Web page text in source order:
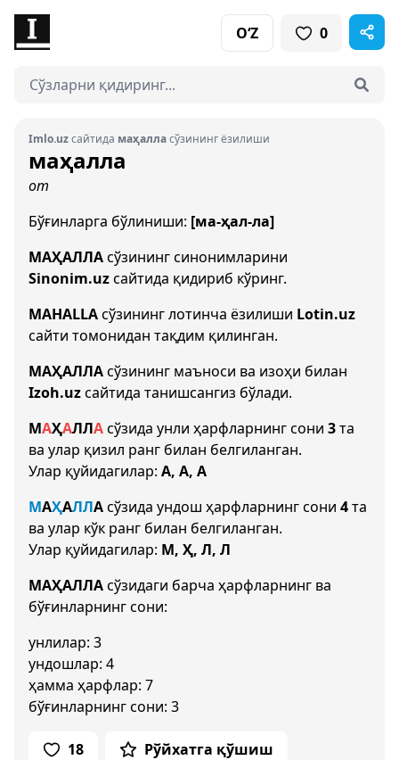
O‘Z 0
Imlo.uzсайтида маҳалласўзининг ёзилиши
маҳалла
от
Бўғинларга бўлиниши: [ма-ҳал-ла]
МАҲАЛЛАсўзининг синонимларини
Sinonim.uzсайтида қидириб кўринг.
MAHALLAсўзининг лотинча ёзилиши Lotin.uz
сайти томонидан тақдим қилинган.
МАҲАЛЛАсўзининг маъноси ва изоҳи билан
Izoh.uzсайтида танишсангиз бўлади.
МАҲАЛЛАсўзида унли ҳарфларнинг сони 3та
ва улар қизил ранг билан белгиланган.
Улар қуйидагилар: А, А, А
МАҲАЛЛАсўзида ундош ҳарфларнинг сони 4та
ва улар кўк ранг билан белгиланган.
Улар қуйидагилар: М, Ҳ, Л, Л
МАҲАЛЛАсўзидаги барча ҳарфларнинг ва
бўғинларнинг сони:
унлилар: 3
ундошлар: 4
ҳамма ҳарфлар: 7
бўғинларнинг сони: 3
18 Рўйхатга қўшиш